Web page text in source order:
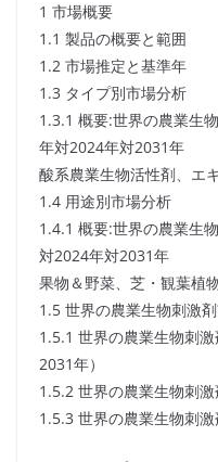
1 市場概要
1.1 製品の概要と範囲
1.2 市場推定と基準年
1.3 タイプ別市場分析
1.3.1 概要:世界の農業生
年対2024年対2031年
酸系農業生物活性剤、エ
1.4 用途別市場分析
1.4.1 概要:世界の農業生
対2024年対2031年
果物＆野菜、芝・観葉植
1.5 世界の農業生物刺激
1.5.1 世界の農業生物刺
2031年）
1.5.2 世界の農業生物刺
1.5.3 世界の農業生物刺